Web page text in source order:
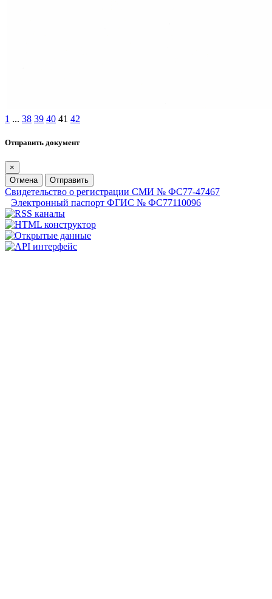
1 ... 38 39 40 41 42
Отправить документ
×
Отмена
Отправить
Свидетельство о регистрации СМИ № ФС77-47467
Электронный паспорт ФГИС № ФС77110096